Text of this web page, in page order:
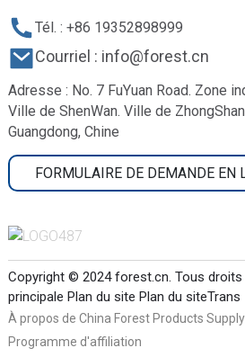
Tél. : +86 19352898999
Courriel : info@forest.cn
Adresse : No. 7 FuYuan Road. Zone
Ville de ShenWan. Ville de
Guangdong, Chine
FORMULAIRE DE DEMANDE EN
Copyright © 2024 forest.cn. Tous droits
principale Plan du site Plan du siteTrans
À propos de China Forest Products Supply
Programme d'affiliation